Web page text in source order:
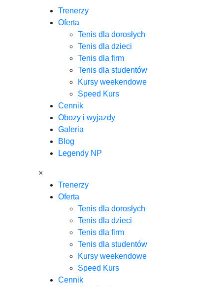
Trenerzy
Oferta
Tenis dla dorosłych
Tenis dla dzieci
Tenis dla firm
Tenis dla studentów
Kursy weekendowe
Speed Kurs
Cennik
Obozy i wyjazdy
Galeria
Blog
Legendy NP
×
Trenerzy
Oferta
Tenis dla dorosłych
Tenis dla dzieci
Tenis dla firm
Tenis dla studentów
Kursy weekendowe
Speed Kurs
Cennik